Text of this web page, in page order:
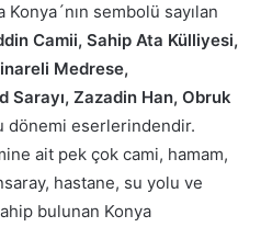
Konya´nın sembolü sayılan
Camii, Sahip Ata Külliyesi,
Medrese,
Sarayı, Zazadin Han, Obruk
dönemi eserlerindendir.
ait pek çok cami, hamam,
hastane, su yolu ve
bulunan Konya